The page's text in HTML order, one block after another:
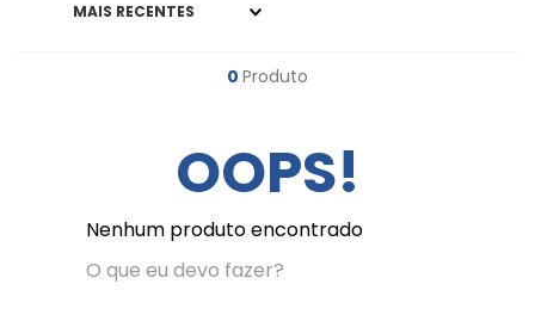
MAIS RECENTES
0 Produto
OOPS!
Nenhum produto encontrado
O que eu devo fazer?